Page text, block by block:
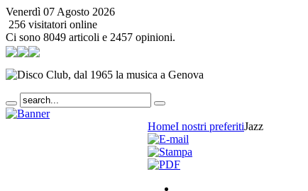
Venerdì 07 Agosto 2026
256 visitatori online
Ci sono 8049 articoli e 2457 opinioni.
HomeI nostri preferitiJazz